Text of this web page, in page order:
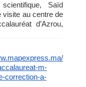
Saïd
visite au centre de
d’Azrou,
m-
correction-a-